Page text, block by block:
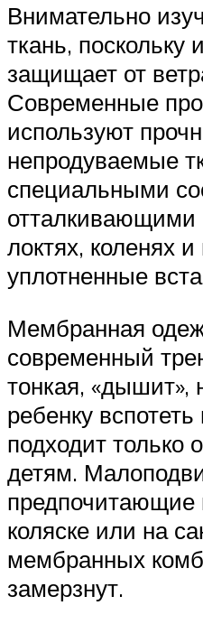
Внимательно
ткань, поскольку
защищает от
Современные
используют
непродуваемые
специальными
отталкивающими
локтях, коленях
уплотненные
Мембранная
современный
тонкая, «дышит»,
ребенку
подходит только
детям.
предпочитающие
коляске или на
мембранных
замерзнут.